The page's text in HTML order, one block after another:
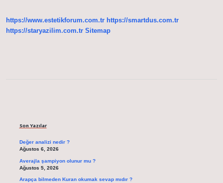
https://www.estetikforum.com.tr https://smartdus.com.tr
https://staryazilim.com.tr Sitemap
Son Yazılar
Değer analizi nedir ?
Ağustos 6, 2026
Averajla şampiyon olunur mu ?
Ağustos 5, 2026
Arapça bilmeden Kuran okumak sevap mıdır ?